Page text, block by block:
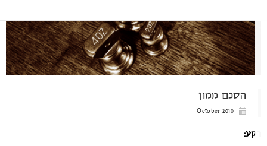
הסכם ממון
October 2010